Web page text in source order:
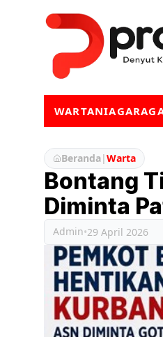
WARTANIAGA
Beranda|Warta
Bontang
Diminta
Admin•29 April 2026